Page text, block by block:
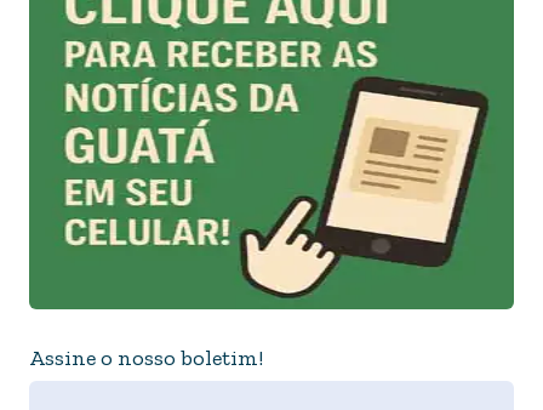
Assine o nosso boletim!